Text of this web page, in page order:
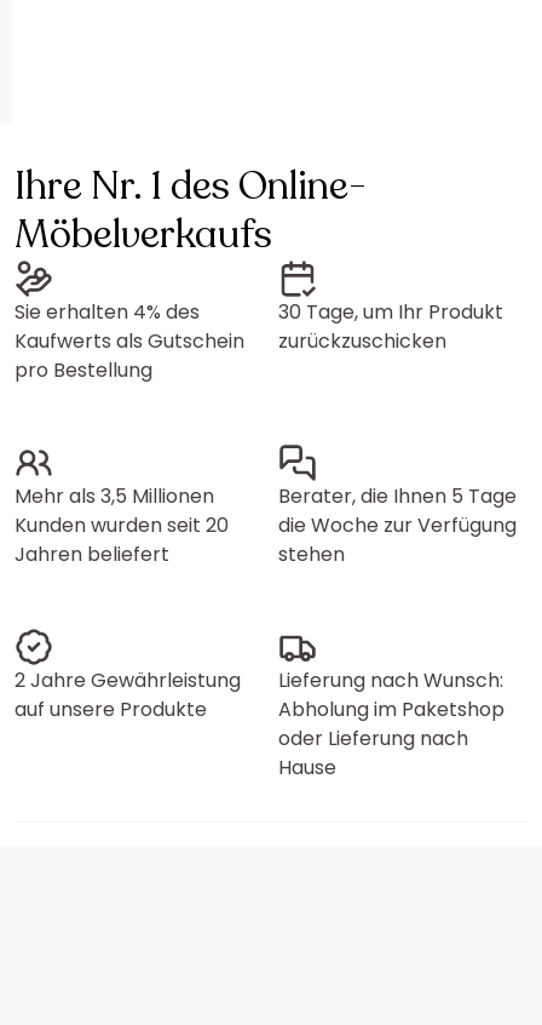
Ihre Nr. 1 des Online-
Möbelverkaufs
Sie erhalten 4% des
Kaufwerts als Gutschein
pro Bestellung
30 Tage, um Ihr Produkt
zurückzuschicken
Mehr als 3,5 Millionen
Kunden wurden seit 20
Jahren beliefert
Berater, die Ihnen 5 Tage
die Woche zur Verfügung
stehen
2 Jahre Gewährleistung
auf unsere Produkte
Lieferung nach Wunsch:
Abholung im Paketshop
oder Lieferung nach
Hause